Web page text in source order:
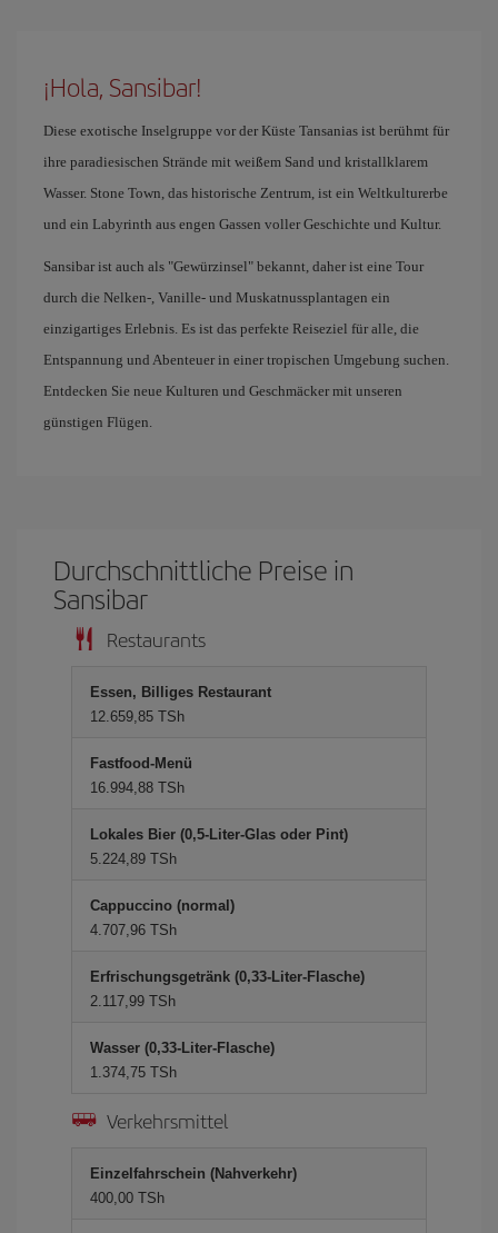
¡Hola, Sansibar!
Diese exotische Inselgruppe vor der Küste Tansanias ist berühmt für
ihre paradiesischen Strände mit weißem Sand und kristallklarem
Wasser. Stone Town, das historische Zentrum, ist ein Weltkulturerbe
und ein Labyrinth aus engen Gassen voller Geschichte und Kultur.
Sansibar ist auch als "Gewürzinsel" bekannt, daher ist eine Tour
durch die Nelken-, Vanille- und Muskatnussplantagen ein
einzigartiges Erlebnis. Es ist das perfekte Reiseziel für alle, die
Entspannung und Abenteuer in einer tropischen Umgebung suchen.
Entdecken Sie neue Kulturen und Geschmäcker mit unseren
günstigen Flügen.
Durchschnittliche Preise in
Sansibar
Restaurants
Essen, Billiges Restaurant
12.659,85 TSh
Fastfood-Menü
16.994,88 TSh
Lokales Bier (0,5-Liter-Glas oder Pint)
5.224,89 TSh
Cappuccino (normal)
4.707,96 TSh
Erfrischungsgetränk (0,33-Liter-Flasche)
2.117,99 TSh
Wasser (0,33-Liter-Flasche)
1.374,75 TSh
Verkehrsmittel
Einzelfahrschein (Nahverkehr)
400,00 TSh